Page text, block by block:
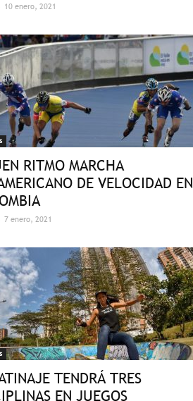
10 enero, 2021
RITMO MARCHA
DE VELOCIDAD EN
7 enero, 2021
TENDRÁ TRES
EN JUEGOS